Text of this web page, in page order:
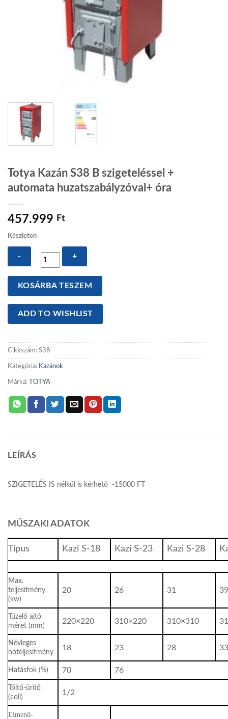
Totya Kazán S38 B szigeteléssel +
automata huzatszabályzóval+ óra
457.999 Ft
Készleten
Totya
Kazán
S38
+
automata
huzatszabályzóval+
óra
KOSÁRBA TESZEM
ADD TO WISHLIST
Cikkszám: S38
Kategória: Kazánok
Márka: TOTYA
LEÍRÁS
SZIGETELÉS IS nélkül is kérhető -15000 FT
MŰSZAKI ADATOK
Típus Kazi S-18 Kazi S-23 Kazi S-28
Max.
teljesítmény
(kw)
20 26 31
Tűzelő ajtó
méret (mm)
220×220 310×220 310×310
Névleges
hőteljesítmény
18 23 28
Hatásfok (%) 70 76
Tőltő-ürítő
(coll)
1/2
Elmenő-